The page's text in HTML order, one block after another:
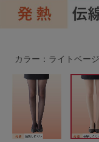
D65
F65 F70
G65
H70
SS
～999円
2,000～2,999円
カラー：ライトベー